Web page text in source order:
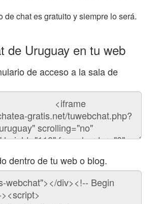
de chat es gratuito y siempre lo será.
de Uruguay en tu web
de acceso a la sala de
dentro de tu web o blog.